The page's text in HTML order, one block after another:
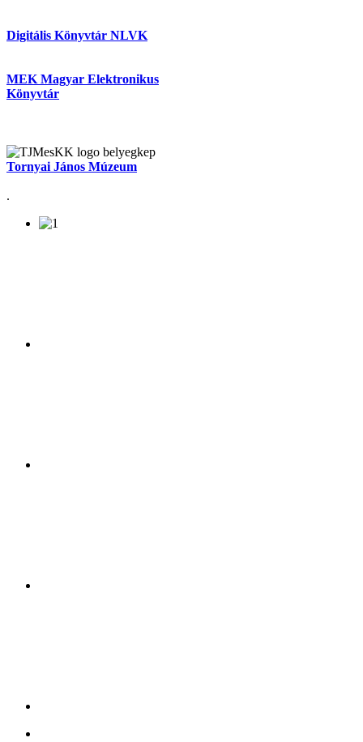
Digitális Könyvtár NLVK
MEK Magyar Elektronikus
Könyvtár
Tornyai János Múzeum
.